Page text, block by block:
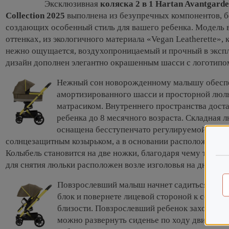
Эксклюзивнаяколяска 2 в 1 Hartan
Collection 2025выполнена из безупречных компонентов,
создающих особенный стиль для вашего ребенка. Модель
оттенках, из экологичного материала «Vegan Leatherette»,
нежно ощущается, воздухопроницаемый и прочный в
дизайн дополнен элегантно окрашенным шасси с
Нежный сон новорожденному малышу
амортизированного шасси и просторной
матрасиком. Внутреннего пространства
ребенка до 8 месячного возраста. Складная
оснащена бесступенчато регулируемой
солнцезащитным козырьком, а в основании расположена
Колыбель становится на две ножки, благодаря чему
для снятия люльки расположен возле изголовья на днище.
Повзрослевший малыш начнет садиться, и вы
блок и повернете лицевой стороной к себе,
близости. Повзрослевший ребенок захочет
можно развернуть сиденье по ходу